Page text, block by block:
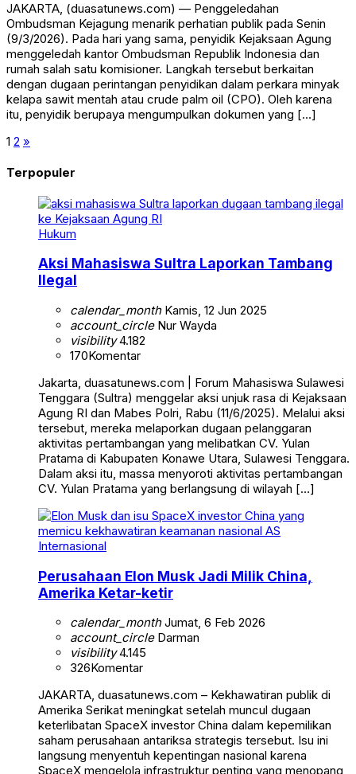
JAKARTA, (duasatunews.com) — Penggeledahan
Ombudsman Kejagung menarik perhatian publik pada Senin
(9/3/2026). Pada hari yang sama, penyidik Kejaksaan Agung
menggeledah kantor Ombudsman Republik Indonesia dan
rumah salah satu komisioner. Langkah tersebut berkaitan
dengan dugaan perintangan penyidikan dalam perkara minyak
kelapa sawit mentah atau crude palm oil (CPO). Oleh karena
itu, penyidik berupaya mengumpulkan dokumen yang […]
1 2 »
Terpopuler
Hukum
Aksi Mahasiswa Sultra Laporkan Tambang
Ilegal
calendar_monthKamis, 12 Jun 2025
account_circleNur Wayda
visibility4.182
170Komentar
Jakarta, duasatunews.com | Forum Mahasiswa Sulawesi
Tenggara (Sultra) menggelar aksi unjuk rasa di Kejaksaan
Agung RI dan Mabes Polri, Rabu (11/6/2025). Melalui aksi
tersebut, mereka melaporkan dugaan pelanggaran
aktivitas pertambangan yang melibatkan CV. Yulan
Pratama di Kabupaten Konawe Utara, Sulawesi Tenggara.
Dalam aksi itu, massa menyoroti aktivitas pertambangan
CV. Yulan Pratama yang berlangsung di wilayah […]
Internasional
Perusahaan Elon Musk Jadi Milik China,
Amerika Ketar-ketir
calendar_monthJumat, 6 Feb 2026
account_circleDarman
visibility4.145
326Komentar
JAKARTA, duasatunews.com – Kekhawatiran publik di
Amerika Serikat meningkat setelah muncul dugaan
keterlibatan SpaceX investor China dalam kepemilikan
saham perusahaan antariksa strategis tersebut. Isu ini
langsung menyentuh kepentingan nasional karena
SpaceX mengelola infrastruktur penting yang menopang